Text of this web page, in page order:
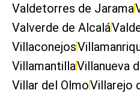
Valdetorres de Jarama
Valverde de Alcalá
Villaconejos
VillamantillaVillanueva
Villar del OlmoVillarejo